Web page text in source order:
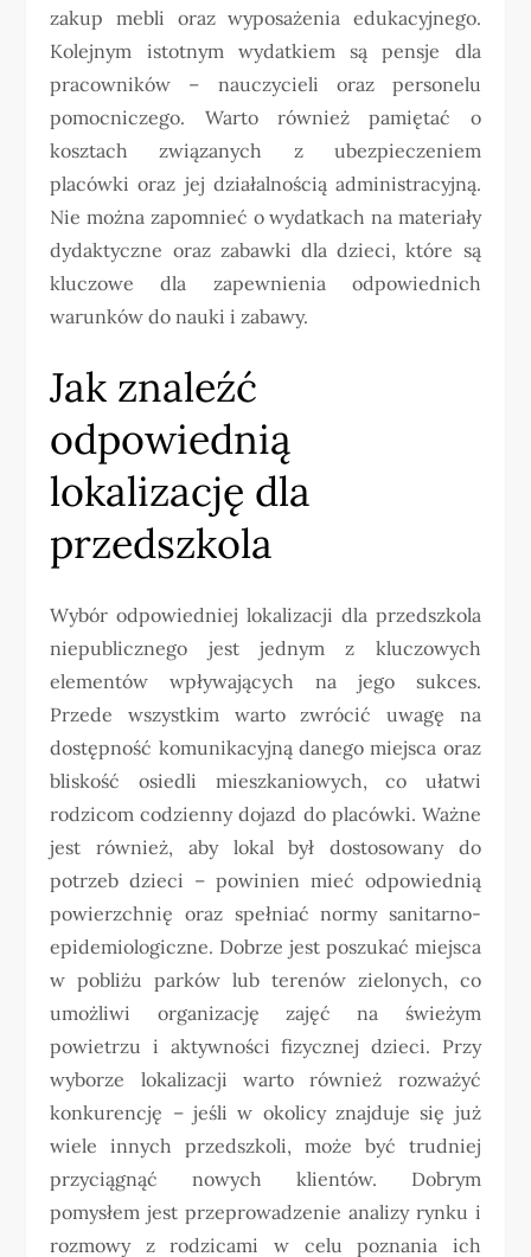
zakup mebli oraz wyposażenia edukacyjnego.
Kolejnym istotnym wydatkiem są pensje dla
pracowników – nauczycieli oraz personelu
pomocniczego. Warto również pamiętać o
kosztach związanych z ubezpieczeniem
placówki oraz jej działalnością administracyjną.
Nie można zapomnieć o wydatkach na materiały
dydaktyczne oraz zabawki dla dzieci, które są
kluczowe dla zapewnienia odpowiednich
warunków do nauki i zabawy.
Jak znaleźć
odpowiednią
lokalizację dla
przedszkola
Wybór odpowiedniej lokalizacji dla przedszkola
niepublicznego jest jednym z kluczowych
elementów wpływających na jego sukces.
Przede wszystkim warto zwrócić uwagę na
dostępność komunikacyjną danego miejsca oraz
bliskość osiedli mieszkaniowych, co ułatwi
rodzicom codzienny dojazd do placówki. Ważne
jest również, aby lokal był dostosowany do
potrzeb dzieci – powinien mieć odpowiednią
powierzchnię oraz spełniać normy sanitarno-
epidemiologiczne. Dobrze jest poszukać miejsca
w pobliżu parków lub terenów zielonych, co
umożliwi organizację zajęć na świeżym
powietrzu i aktywności fizycznej dzieci. Przy
wyborze lokalizacji warto również rozważyć
konkurencję – jeśli w okolicy znajduje się już
wiele innych przedszkoli, może być trudniej
przyciągnąć nowych klientów. Dobrym
pomysłem jest przeprowadzenie analizy rynku i
rozmowy z rodzicami w celu poznania ich